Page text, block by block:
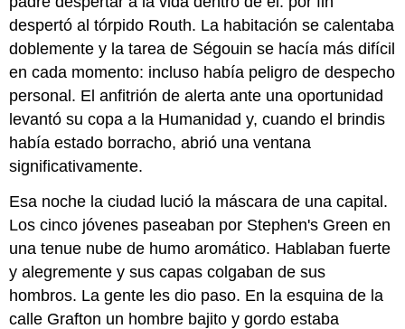
despertó al tórpido Routh. La habitación se calentaba
doblemente y la tarea de Ségouin se hacía más difícil
en cada momento: incluso había peligro de despecho
personal. El anfitrión de alerta ante una oportunidad
levantó su copa a la Humanidad y, cuando el brindis
había estado borracho, abrió una ventana
significativamente.
Esa noche la ciudad lució la máscara de una capital.
Los cinco jóvenes paseaban por Stephen's Green en
una tenue nube de humo aromático. Hablaban fuerte
y alegremente y sus capas colgaban de sus
hombros. La gente les dio paso. En la esquina de la
calle Grafton un hombre bajito y gordo estaba